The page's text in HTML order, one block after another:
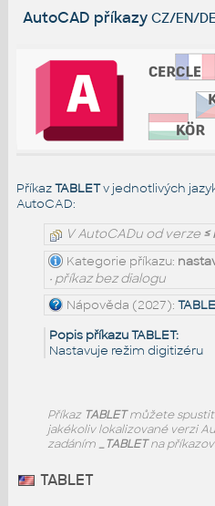
AutoCAD příkazy CZ/EN/
PříkazTABLETv jednotlivých
AutoCAD:
V AutoCADu od verze≤
Kategorie příkazu:
• příkaz bez dialogu
Nápověda (2027):
Popis příkazu TABLET:
Nastavuje režim digitizéru
Příkaz TABLETmůžete
jakékoliv lokalizované verzi
zadáním _TABLETna
TABLET